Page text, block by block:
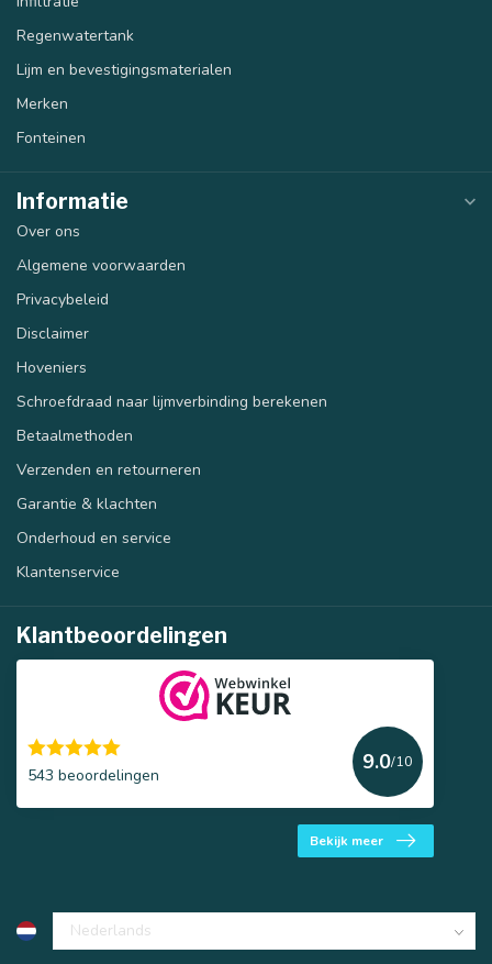
Regenwatertank
Lijm en bevestigingsmaterialen
Merken
Fonteinen
Informatie
Over ons
Algemene voorwaarden
Privacybeleid
Disclaimer
Hoveniers
Schroefdraad naar lijmverbinding berekenen
Betaalmethoden
Verzenden en retourneren
Garantie & klachten
Onderhoud en service
Klantenservice
Klantbeoordelingen
543 beoordelingen
9.0/10
Bekijk meer